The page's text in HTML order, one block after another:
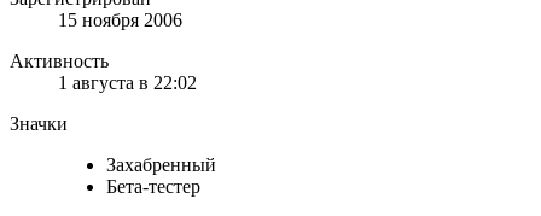
15 ноября 2006
Активность
1 августа в 22:02
Значки
Захабренный
Бета-тестер